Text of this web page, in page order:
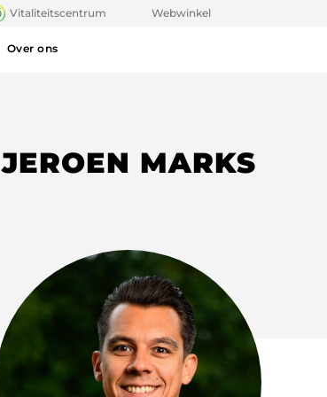
Vitaliteitscentrum Webwinkel
Over ons
JEROEN MARKS